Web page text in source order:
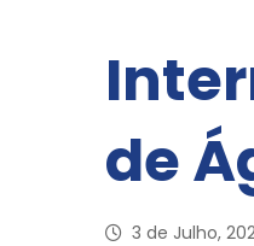
de
3 de Julho,